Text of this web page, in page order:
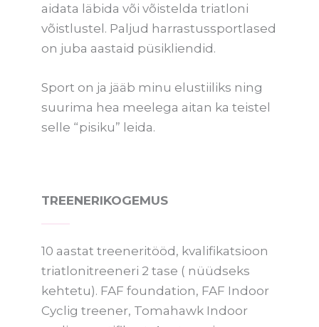
aidata läbida või võistelda triatloni
võistlustel. Paljud harrastussportlased
on juba aastaid püsikliendid.
Sport on ja jääb minu elustiiliks ning
suurima hea meelega aitan ka teistel
selle “pisiku” leida.
TREENERIKOGEMUS
10 aastat treeneritööd, kvalifikatsioon
triatlonitreeneri 2 tase ( nüüdseks
kehtetu). FAF foundation, FAF Indoor
Cyclig treener, Tomahawk Indoor